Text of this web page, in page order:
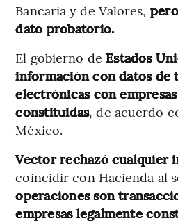
Bancaria y de Valores,
dato probatorio.
El gobierno de Estados
información con datos de
electrónicas con
constituidas, de acuerdo
México.
Vector rechazó cualquier
coincidir con Hacienda al
operaciones son
empresas legalmente